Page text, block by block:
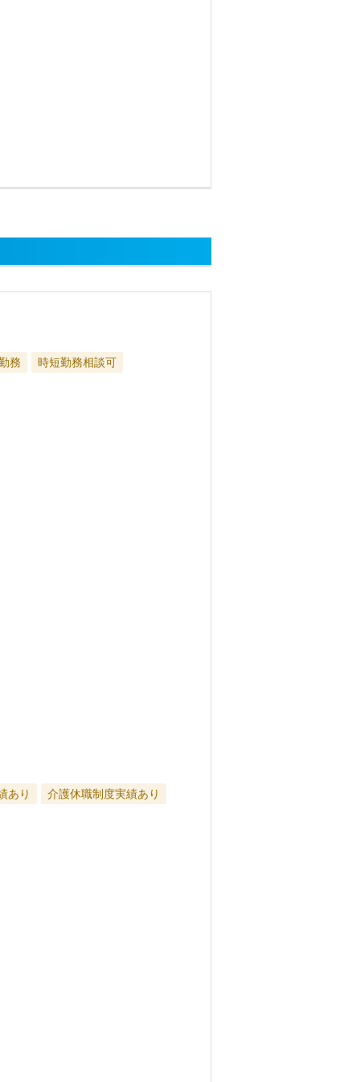
務
時短勤務相談可
あり 介護休職制度実績あり